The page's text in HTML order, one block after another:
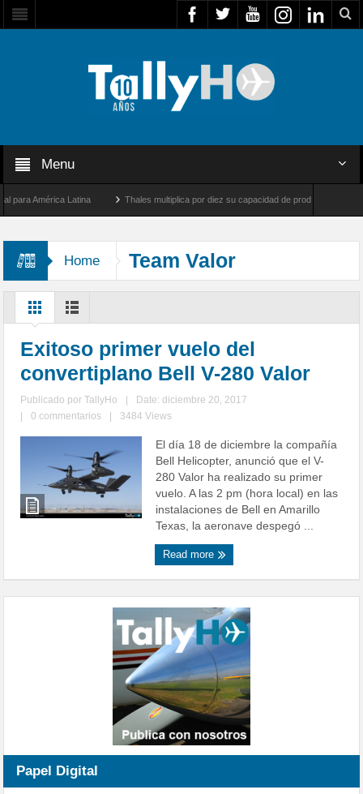
Menu
América Latina Thales multiplica por diez su capacidad de producción de radares
Home Team Valor
Exitoso primer vuelo del
convertiplano Bell V-280 Valor
Publicado porTallyHo
Date: diciembre 20, 2017
0 commentarios 3484 Views
El día 18 de diciembre la compañía
Bell Helicopter, anunció que el V-
280 Valor ha realizado su primer
vuelo. A las 2 pm (hora local) en las
instalaciones de Bell en Amarillo
Texas, la aeronave despegó ...
Read more
Papel Digital